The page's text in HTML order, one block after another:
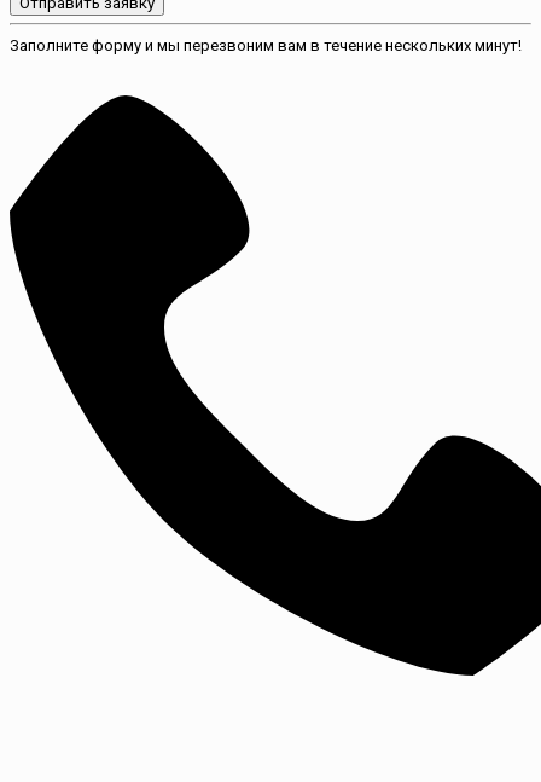
Заполните форму и мы перезвоним вам в течение нескольких минут!